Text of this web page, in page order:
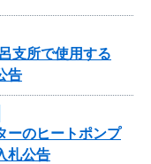
支所で使用する
告
ーのヒートポンプ
札公告